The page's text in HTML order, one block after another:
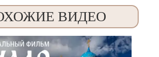
ВИДЕО